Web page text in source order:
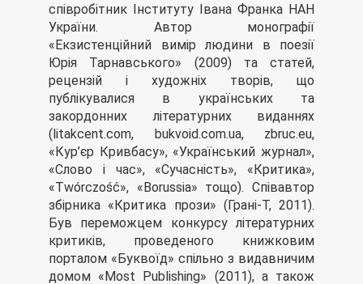
співробітник Інституту Івана Франка НАН
України. Автор монографії
«Екзистенційний вимір людини в поезії
Юрія Тарнавського» (2009) та статей,
рецензій і художніх творів, що
публікувалися в українських та
закордонних літературних виданнях
(litakcent.com, bukvoid.com.ua, zbruc.eu,
«Кур’єр Кривбасу», «Український журнал»,
«Слово і час», «Сучасність», «Критика»,
«Twórczość», «Borussia» тощо). Співавтор
збірника «Критика прози» (Грані-Т, 2011).
Був переможцем конкурсу літературних
критиків, проведеного книжковим
порталом «Буквоїд» спільно з видавничим
домом «Most Publishing» (2011), а також